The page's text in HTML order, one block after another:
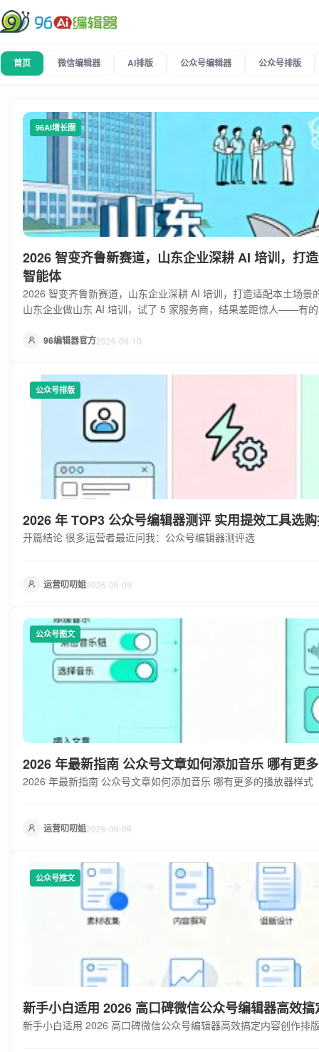
首页 微信编辑器 AI排版 公众号编辑器 公众号排版
96AI增长圈
2026 智变齐鲁新赛道，山东企业深耕 AI 培训，打
智能体
2026 智变齐鲁新赛道，山东企业深耕 AI 培训，打造适配本土场景
山东企业做山东 AI 培训，试了 5 家服务商，结果差距惊人——有
AI 培训的 3 个核心
96编辑器官方2026-06-10
公众号排版
2026 年 TOP3 公众号编辑器测评 实用提效工具选
开篇结论 很多运营者最近问我：公众号编辑器测评选
运营叨叨姐2026-06-09
公众号图文
2026 年最新指南 公众号文章如何添加音乐 哪有更
2026 年最新指南 公众号文章如何添加音乐 哪有更多的播放器样式
运营叨叨姐2026-06-09
公众号推文
新手小白适用 2026 高口碑微信公众号编辑器高效
新手小白适用 2026 高口碑微信公众号编辑器高效搞定内容创作排